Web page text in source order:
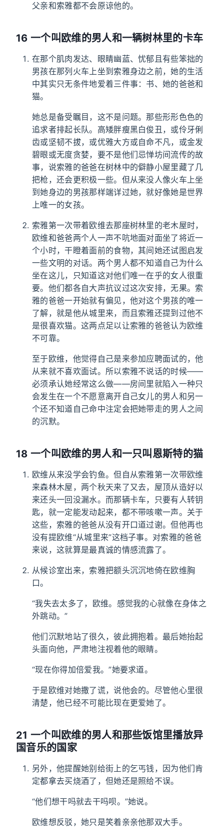
父亲和索雅都不会原谅他的。
16 一个叫欧维的男人和一辆树林里的卡车
在那个肌肉发达、眼睛幽蓝、忧郁且有些笨拙的
男孩在那列火车上坐到索雅身边之前，她的生活
中其实只无条件地爱着三件事：书、她的爸爸和
猫。
她总是备受瞩目，这不是问题。那些形形色色的
追求者排起长队。高矮胖瘦黑白俊丑，或伶牙俐
齿或坚韧不拔，或优雅大方或自命不凡，或金发
碧眼或无度贪婪，要不是他们忌惮坊间流传的故
事，说索雅的爸爸在树林中的僻静小屋里藏了几
把枪，还会更积极一些。但从来没人像火车上坐
到她身边的男孩那样端详过她，就好像她是世界
上唯一的女孩。
索雅第一次带着欧维去那座树林里的老木屋时，
欧维和爸爸两个人一声不吭地面对面坐了将近一
个小时，干瞪着面前的食物，其间她还试图启发
一些文明的对话。两个男人都不知道自己为什么
坐在这儿，只知道这对他们唯一在乎的女人很重
要。他们都各自大声抗议过这次安排，无果。索
雅的爸爸一开始就有偏见，他对这个男孩的唯一
了解，就是他从城里来，而且索雅还提到过他不
是很喜欢猫。这两点足以让索雅的爸爸认为欧维
不可靠。
至于欧维，他觉得自己是来参加应聘面试的，他
从来就不喜欢面试。所以索雅不说话的时候——
必须承认她经常这么做——房间里就陷入一种只
会发生在一个不愿意离开自己女儿的男人和另一
个还不知道自己命中注定会把她带走的男人之间
的沉默。
18 一个叫欧维的男人和一只叫恩斯特的猫
欧维从来没学会钓鱼。但自从索雅第一次带欧维
来森林木屋，两个秋天来了又去，屋顶从造好以
来还头一回没漏水。而那辆卡车，只要有人转钥
匙，就一定能发动起来，都不带咳嗽一声。关于
这些，索雅的爸爸从没有开口道过谢。但他再也
没有提欧维“从城里来”这档子事。对索雅的爸爸
来说，这就算是最真诚的情感流露了。
从候诊室出来，索雅把额头沉沉地倚在欧维胸
口。
“我失去太多了，欧维。感觉我的心就像在身体之
外跳动。”
他们沉默地站了很久，彼此拥抱着。最后她抬起
头面向他，严肃地注视着他的眼睛。
“现在你得加倍爱我。”她要求道。
于是欧维对她撒了谎，说他会的。尽管他心里很
清楚，他已经不可能比现在更爱她了。
21 一个叫欧维的男人和那些饭馆里播放异
国音乐的国家
另外，他提醒她别给街上的乞丐钱，因为他们肯
定都拿去买烧酒了，但她还是照给不误。
“他们想干吗就去干吗呗。”她说。
欧维想反驳，她只是笑着亲亲他那双大手。